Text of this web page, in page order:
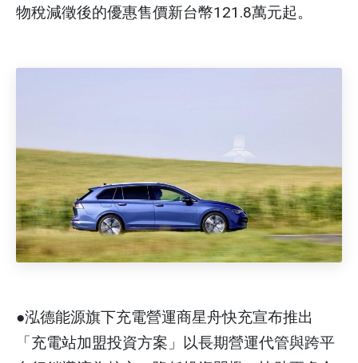
物稅減徵後的優惠售價新台幣121.8萬元起。
●泓德能源旗下充電營運商星舟快充宣布推出
「充電站加盟投資方案」以長期營運代管與跨平